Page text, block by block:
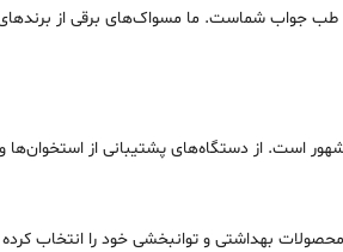
جواب شماست. ما مسواک‌های برقی از برندهای
است. از دستگاه‌های پشتیبانی از
محصولات بهداشتی و توانبخشی خود را انتخاب